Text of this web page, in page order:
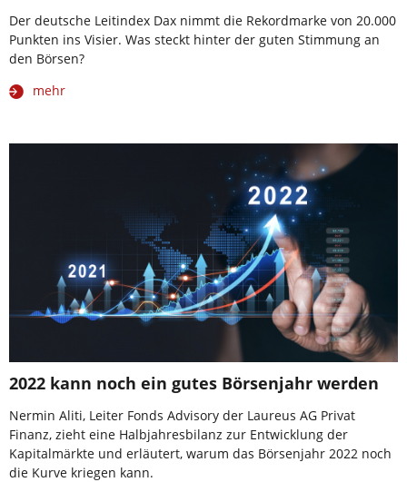
Der deutsche Leitindex Dax nimmt die Rekordmarke von 20.000
Punkten ins Visier. Was steckt hinter der guten Stimmung an
den Börsen?
mehr
2022 kann noch ein gutes Börsenjahr werden
Nermin Aliti, Leiter Fonds Advisory der Laureus AG Privat
Finanz, zieht eine Halbjahresbilanz zur Entwicklung der
Kapitalmärkte und erläutert, warum das Börsenjahr 2022 noch
die Kurve kriegen kann.